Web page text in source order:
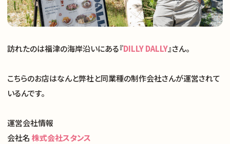
訪れたのは福津の海岸沿いにある『DILLY DALLY』さん。
こちらのお店はなんと弊社と同業種の制作会社さんが運営されて
いるんです。
運営会社情報
会社名 株式会社スタンス